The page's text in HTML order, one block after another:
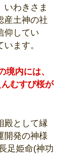
いわきさま
産土神の社
仰してい
ます。
境内には、
むすび桜が
殿として縁
開発の神様
足姫命(神功